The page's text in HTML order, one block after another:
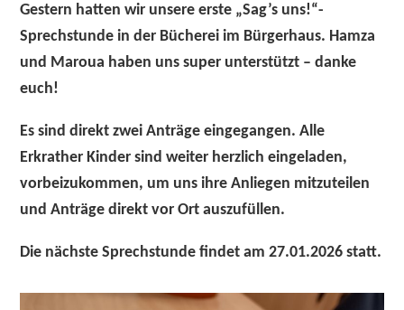
Gestern hatten wir unsere erste „Sag’s uns!“-
Sprechstunde in der Bücherei im Bürgerhaus. Hamza
und Maroua haben uns super unterstützt – danke
euch!
Es sind direktzwei Anträge eingegangen. Alle
Erkrather Kinder sind weiter herzlich eingeladen,
vorbeizukommen, um uns ihre Anliegen mitzuteilen
und Anträgedirekt vor Ort auszufüllen.
Die nächste Sprechstunde findet am27.01.2026 statt.